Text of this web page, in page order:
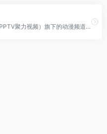
PPTV视频动漫是PP视频（原PPTV聚力视频）旗下的动漫频道，提供海量高清正版在线动画资源。该频道整合了全新的动漫资源，不仅提供第一手的动漫资讯情报，还有热门动画排行，让用户能够在线观看精彩好看的动画。